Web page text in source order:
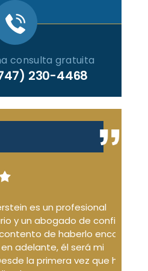
consulta gratuita
230-4468
un profesional
de confianza;
de haberlo encontrado
él será mi
vez que hablé